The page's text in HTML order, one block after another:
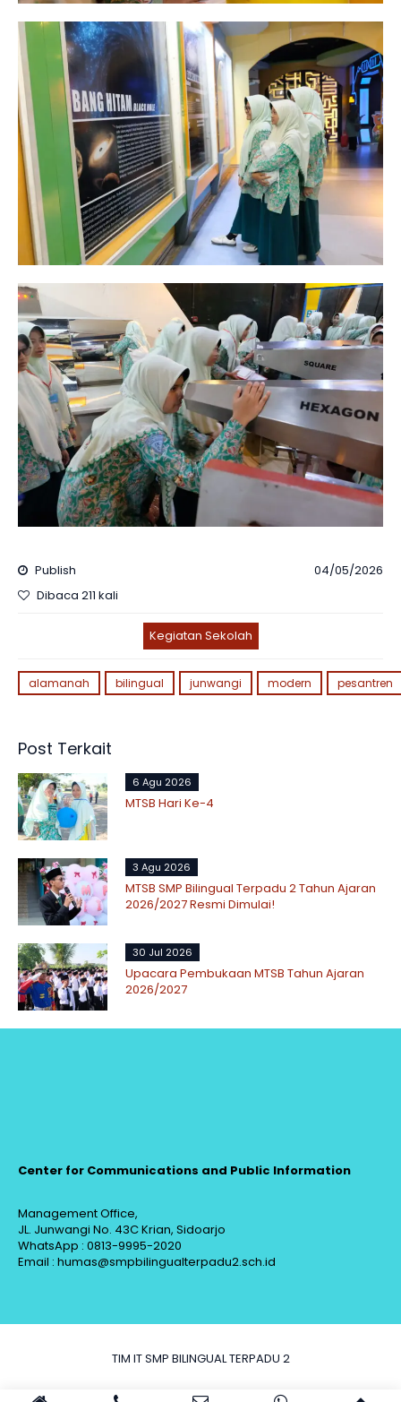
Publish
04/05/2026
Dibaca 211 kali
Kegiatan Sekolah
alamanah bilingual junwangi modern pesantren
Post Terkait
6 Agu 2026
MTSB Hari Ke-4
3 Agu 2026
MTSB SMP Bilingual Terpadu 2 Tahun Ajaran
2026/2027 Resmi Dimulai!
30 Jul 2026
Upacara Pembukaan MTSB Tahun Ajaran
2026/2027
Center for Communications and Public Information
Management Office,
JL. Junwangi No. 43C Krian, Sidoarjo
WhatsApp : 0813-9995-2020
Email : humas@smpbilingualterpadu2.sch.id
TIM IT SMP BILINGUAL TERPADU 2